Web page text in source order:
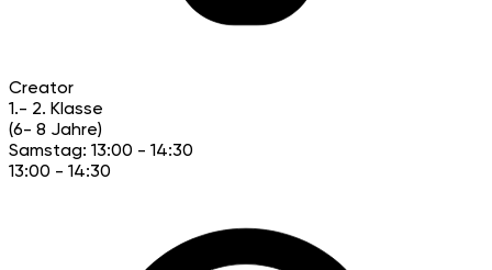
Creator
1.- 2. Klasse
(6- 8 Jahre)
Samstag: 13:00 - 14:30
13:00 - 14:30